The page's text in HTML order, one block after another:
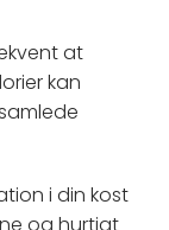
at
kan
i din kost